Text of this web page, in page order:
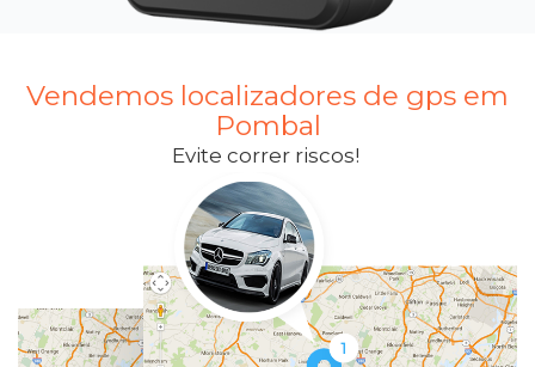
Vendemos localizadores de gps em
Pombal
Evite correr riscos!